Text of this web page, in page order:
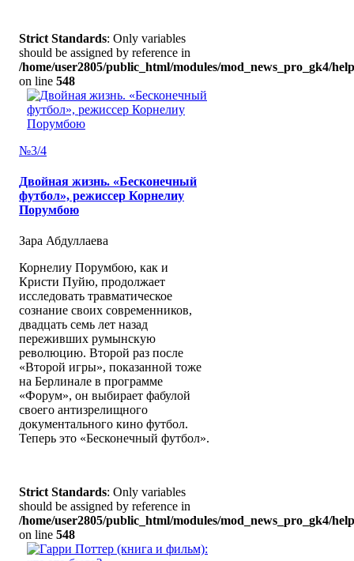
Strict Standards: Only variables
should be assigned by reference in
/home/user2805/public_html/modules/mod_news_pro_gk4/
on line 548
№3/4
Двойная жизнь. «Бесконечный
футбол», режиссер Корнелиу
Порумбою
Зара Абдуллаева
Корнелиу Порумбою, как и
Кристи Пуйю, продолжает
исследовать травматическое
сознание своих современников,
двадцать семь лет назад
переживших румынскую
революцию. Второй раз после
«Второй игры», показанной тоже
на Берлинале в программе
«Форум», он выбирает фабулой
своего антизрелищного
документального кино футбол.
Теперь это «Бесконечный футбол».
Strict Standards: Only variables
should be assigned by reference in
/home/user2805/public_html/modules/mod_news_pro_gk4/
on line 548